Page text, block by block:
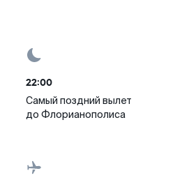
22:00
Самый поздний вылет
до Флорианополиса